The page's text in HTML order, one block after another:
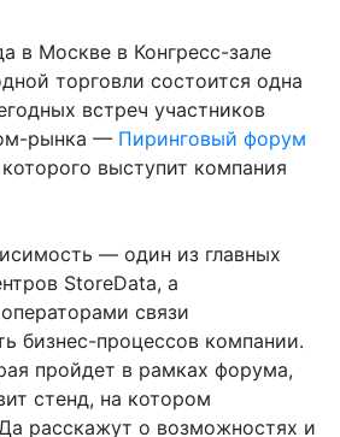
в Москве в Конгресс-зале
торговли состоится одна
встреч участников
рынка — Пиринговый форум
выступит компания
— один из главных
StoreData, а
связи
бизнес-процессов компании.
пройдет в рамках форума,
стенд, на котором
расскажут о возможностях и